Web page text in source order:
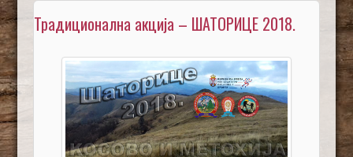
Традиционална акција – ШАТОРИЦЕ 2018.